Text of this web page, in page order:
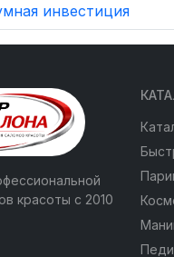
инвестиция
красоты с 2010